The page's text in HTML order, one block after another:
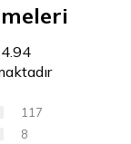
117
8